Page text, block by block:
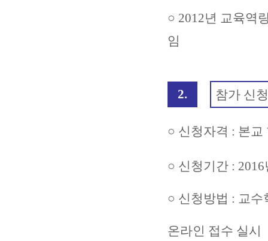
○ 2012년 교육역
임
2. 참가 신청
○ 신청자격 : 본교
○ 신청기간 :
○ 신청방법 : 교수
온라인 접수 실시